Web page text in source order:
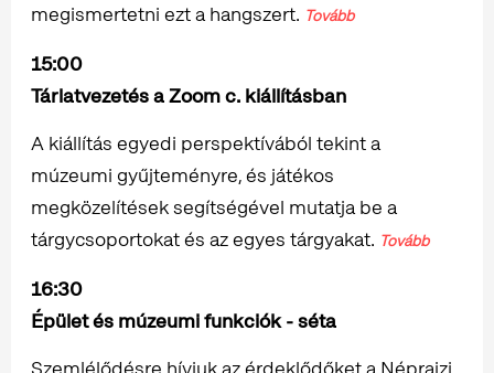
megismertetni ezt a hangszert. Tovább
15:00
Tárlatvezetés a Zoom c. kiállításban
A kiállítás egyedi perspektívából tekint a
múzeumi gyűjteményre, és játékos
megközelítések segítségével mutatja be a
tárgycsoportokat és az egyes tárgyakat. Tovább
16:30
Épület és múzeumi funkciók - séta